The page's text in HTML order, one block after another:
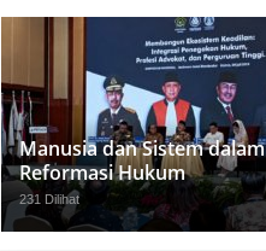
Manusia dan Sistem dalam
Reformasi Hukum
231 Dilihat